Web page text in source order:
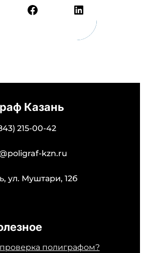
Facebook LinkedIn
Казань
215-00-42
kzn.ru
ул. Муштари, 12б
полиграфом?